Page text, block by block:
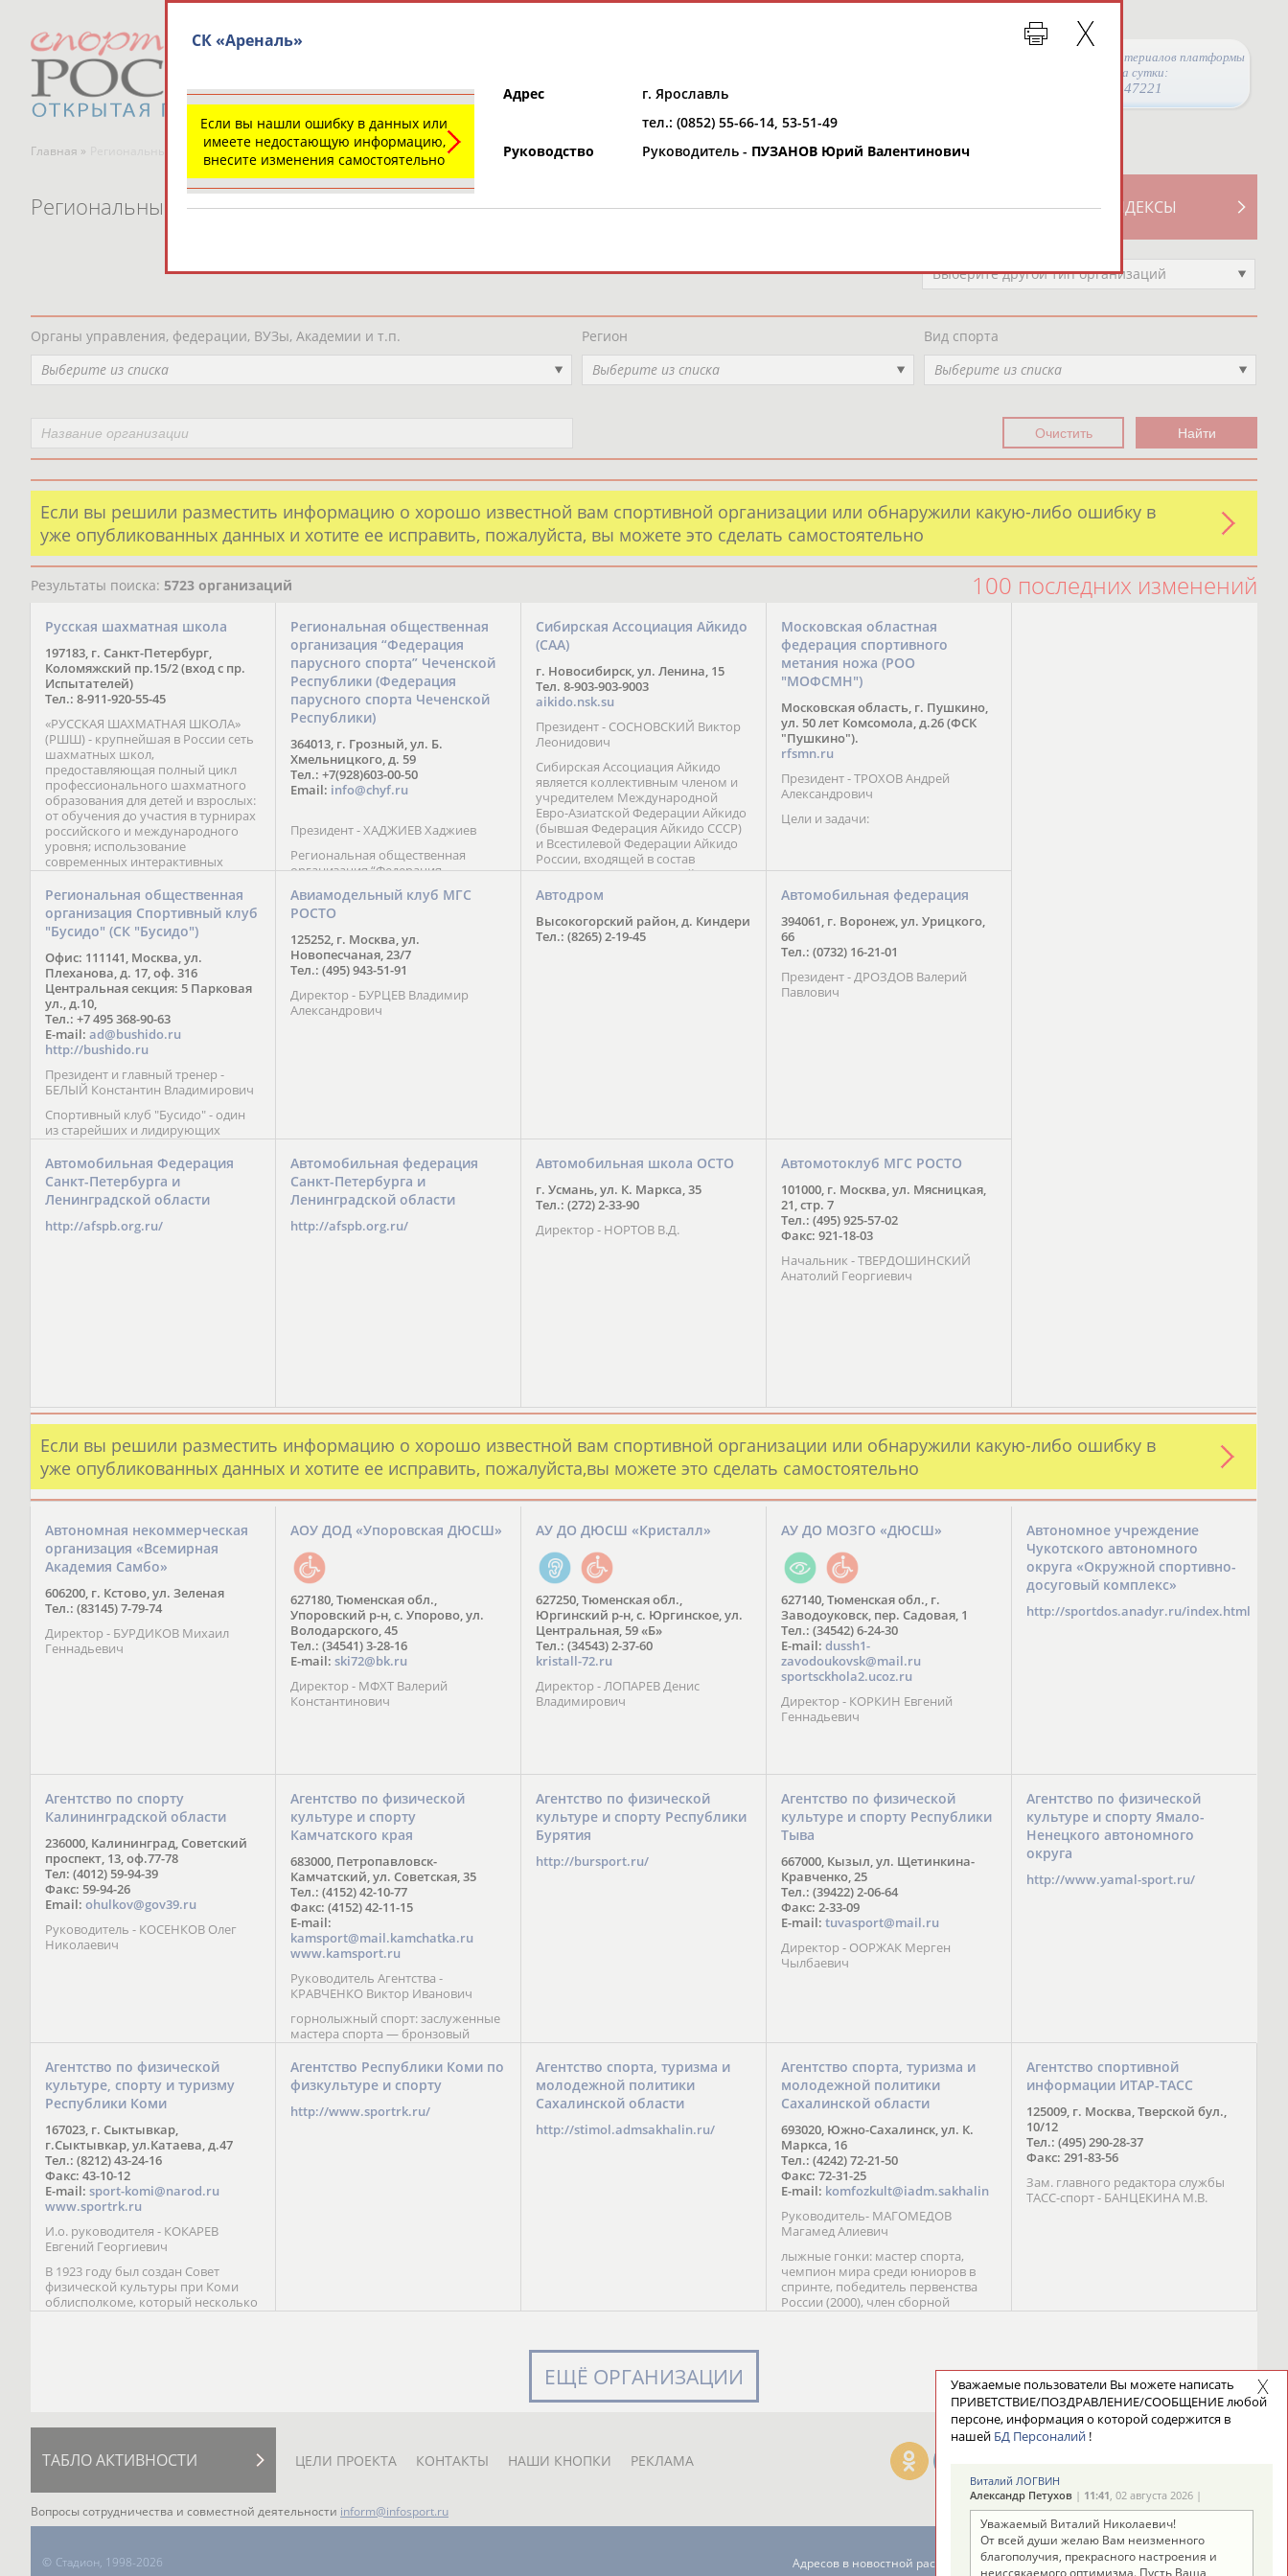
Просмотры материалов платформы
за сутки:
47221
Главная » Региональные спортивные организации
СВОДНЫЕ ИНДЕКСЫ
ТАБЛО АКТИВНОСТИ
РЕСУРСНАЯ ПЛОЩАДКА
Региональные спортивные организации
Выберите другой тип организаций
Органы управления, федерации, ВУЗы, Академии и т.п.
Выберите из списка
Регион
Выберите из списка
Вид спорта
Выберите из списка
Если вы решили разместить информацию о хорошо известной вам спортивной организации или обнаружили какую-либо ошибку в
уже опубликованных данных и хотите ее исправить, пожалуйста, вы можете это сделать самостоятельно
Результаты поиска: 5723 организаций 100 последних изменений
Русская шахматная школа
197183, г. Санкт-Петербург,
Коломяжский пр.15/2 (вход с пр.
Испытателей)
Тел.: 8-911-920-55-45
«РУССКАЯ ШАХМАТНАЯ ШКОЛА»
(РШШ) - крупнейшая в России сеть
шахматных школ,
предоставляющая полный цикл
профессионального шахматного
образования для детей и взрослых:
от обучения до участия в турнирах
российского и международного
уровня; использование
современных интерактивных
методик подачи материала;
обучение на русском и английском
языках; специалисты с опытом
преподавания более 20 лет;
направленность на общее
развитие ребенка: проведение
творческих мастер-классов, уроков
по истории и литературе,
организация регулярных
шахматных сборов на спортивных
базах и в детских лагерях,
проведение встреч с выдающимися
шахматистами; корпоративное
обучение; онлайн обучение в
форме вебинаров и
индивидуальных занятий, круглые
столы российских и
международных тренеров,
трансляция мероприятий и
турниров.
Региональная общественная
организация “Федерация
парусного спорта” Чеченской
Республики (Федерация
парусного спорта Чеченской
Республики)
364013, г. Грозный, ул. Б.
Хмельницкого, д. 59
Тел.: +7(928)603-00-50
Email: info@chyf.ru
Президент - ХАДЖИЕВ Хаджиев
Региональная общественная
организация “Федерация
парусного спорта” Чеченской
Республики начала свою
деятельность в декабре 2016 года.
Миссия федерации состоит в
популяризации парусного спорта,
привлечении и содействии
развитию спорта в этом регионе и
спортсменов на российских и
международных соревнованиях.
Сибирская Ассоциация Айкидо
(САА)
г. Новосибирск, ул. Ленина, 15
Тел. 8-903-903-9003
aikido.nsk.su
Президент - СОСНОВСКИЙ Виктор
Леонидович
Сибирская Ассоциация Айкидо
является коллективным членом и
учредителем Международной
Евро-Азиатской Федерации Айкидо
(бывшая Федерация Айкидо СССР)
и Всестилевой Федерации Айкидо
России, входящей в состав
Национального Совета Айкидо
России, президентом которого
является С. В. Киреенко
Московская областная
федерация спортивного
метания ножа (РОО
"МОФСМН")
Московская область, г. Пушкино,
ул. 50 лет Комсомола, д.26 (ФСК
"Пушкино").
rfsmn.ru
Президент - ТРОХОВ Андрей
Александрович
Цели и задачи:
Региональная общественная
организация Спортивный клуб
"Бусидо" (СК "Бусидо")
Офис: 111141, Москва, ул.
Плеханова, д. 17, оф. 316
Центральная секция: 5 Парковая
ул., д.10,
Тел.: +7 495 368-90-63
E-mail: ad@bushido.ru
http://bushido.ru
Президент и главный тренер -
БЕЛЫЙ Константин Владимирович
Спортивный клуб "Бусидо" - один
из старейших и лидирующих
клубов России, изучающих и
развивающих различные боевые
искусства и, прежде всего, каратэ
Кёкусинкай - первого в мире стиля
контактного каратэ, получившего
огромное развитие во всем
мире. Однако, спектр интересов
Авиамодельный клуб МГС
РОСТО
125252, г. Москва, ул.
Новопесчаная, 23/7
Тел.: (495) 943-51-91
Директор - БУРЦЕВ Владимир
Александрович
Автодром
Высокогорский район, д. Киндери
Тел.: (8265) 2-19-45
Автомобильная федерация
394061, г. Воронеж, ул. Урицкого,
66
Тел.: (0732) 16-21-01
Президент - ДРОЗДОВ Валерий
Павлович
Автомобильная Федерация
Санкт-Петербурга и
Ленинградской области
http://afspb.org.ru/
Автомобильная федерация
Санкт-Петербурга и
Ленинградской области
http://afspb.org.ru/
Автомобильная школа ОСТО
г. Усмань, ул. К. Маркса, 35
Тел.: (272) 2-33-90
Директор - НОРТОВ В.Д.
Автомотоклуб МГС РОСТО
101000, г. Москва, ул. Мясницкая,
21, стр. 7
Тел.: (495) 925-57-02
Факс: 921-18-03
Начальник - ТВЕРДОШИНСКИЙ
Анатолий Георгиевич
Если вы решили разместить информацию о хорошо известной вам спортивной организации или обнаружили какую-либо ошибку в
уже опубликованных данных и хотите ее исправить, пожалуйста,вы можете это сделать самостоятельно
Автономная некоммерческая
организация «Всемирная
Академия Самбо»
606200, г. Кстово, ул. Зеленая
Тел.: (83145) 7-79-74
Директор - БУРДИКОВ Михаил
Геннадьевич
АОУ ДОД «Упоровская ДЮСШ»
627180, Тюменская обл.,
Упоровский р-н, с. Упорово, ул.
Володарского, 45
Тел.: (34541) 3-28-16
E-mail: ski72@bk.ru
Директор - МФХТ Валерий
Константинович
АУ ДО ДЮСШ «Кристалл»
627250, Тюменская обл.,
Юргинский р-н, с. Юргинское, ул.
Центральная, 59 «Б»
Тел.: (34543) 2-37-60
kristall-72.ru
Директор - ЛОПАРЕВ Денис
Владимирович
АУ ДО МОЗГО «ДЮСШ»
627140, Тюменская обл., г.
Заводоуковск, пер. Садовая, 1
Тел.: (34542) 6-24-30
​E-mail: dussh1-
zavodoukovsk@mail.ru
sportsckhola2.ucoz.ru
Директор - КОРКИН Евгений
Геннадьевич
Автономное учреждение
Чукотского автономного
округа «Окружной спортивно-
досуговый комплекс»
http://sportdos.anadyr.ru/index.html
Агентство по спорту
Калининградской области
236000, Калининград, Советский
проспект, 13, оф.77-78
Тел: (4012) 59-94-39
Факс: 59-94-26
Email: ohulkov@gov39.ru
Руководитель - КОСЕНКОВ Олег
Николаевич
Агентство по физической
культуре и спорту
Камчатского края
683000, Петропавловск-
Камчатский, ул. Советская, 35
Тел.: (4152) 42-10-77
Факс: (4152) 42-11-15
E-mail:
kamsport@mail.kamchatka.ru
www.kamsport.ru
Руководитель Агентства -
КРАВЧЕНКО Виктор Иванович
горнолыжный спорт: заслуженные
мастера спорта — бронзовый
призер Кубка мира (1997),
обладатель Кубка Европы (2002) В.
Зеленская; бронзовый призер
Паралимпийских игр в Солт-Лейк-
Сити (2002) А. Мошкин; мастер
Агентство по физической
культуре и спорту Республики
Бурятия
http://bursport.ru/
Агентство по физической
культуре и спорту Республики
Тыва
667000, Кызыл, ул. Щетинкина-
Кравченко, 25
Тел.: (39422) 2-06-64
Факс: 2-33-09
E-mail: tuvasport@mail.ru
Директор - ООРЖАК Мерген
Чылбаевич
Агентство по физической
культуре и спорту Ямало-
Ненецкого автономного
округа
http://www.yamal-sport.ru/
Агентство по физической
культуре, спорту и туризму
Республики Коми
167023, г. Сыктывкар,
г.Сыктывкар, ул.Катаева, д.47
Тел.: (8212) 43-24-16
Факс: 43-10-12
E-mail: sport-komi@narod.ru
www.sportrk.ru
И.о. руководителя - КОКАРЕВ
Евгений Георгиевич
В 1923 году был создан Совет
физической культуры при Коми
облисполкоме, который несколько
раз реорганизовывался; с 1994 года
Агентство Республики Коми по
физкультуре и спорту
http://www.sportrk.ru/
Агентство спорта, туризма и
молодежной политики
Сахалинской области
http://stimol.admsakhalin.ru/
Агентство спорта, туризма и
молодежной политики
Сахалинской области
693020, Южно-Сахалинск, ул. К.
Маркса, 16
Тел.: (4242) 72-21-50
Факс: 72-31-25
E-mail: komfozkult@iadm.sakhalin
Руководитель- МАГОМЕДОВ
Магамед Алиевич
лыжные гонки: мастер спорта,
чемпион мира среди юниоров в
спринте, победитель первенства
России (2000), член сборной
команды России С. Новиков;
Кубка России (1999) В. Разницын;
первенств России (1999, 2000), член
юниорской сборной команды
Агентство спортивной
информации ИТАР-ТАСС
125009, г. Москва, Тверской бул.,
10/12
Тел.: (495) 290-28-37
Факс: 291-83-56
Зам. главного редактора службы
ТАСС-спорт - БАНЦЕКИНА М.В.
ЕЩЁ ОРГАНИЗАЦИИ
СК «Ареналь»
Если вы нашли ошибку в данных или
имеете недостающую информацию,
внесите изменения самостоятельно
Адрес
г. Ярославль
тел.: (0852) 55-66-14, 53-51-49
Руководство
Руководитель - ПУЗАНОВ Юрий Валентинович
ТАБЛО АКТИВНОСТИ ЦЕЛИ ПРОЕКТА КОНТАКТЫ НАШИ КНОПКИ РЕКЛАМА
Вопросы сотрудничества и совместной деятельности inform@infosport.ru
© Стадион, 1998-2026 Адресов в новостной рассылке: 996
Уважаемые пользователи Вы можете написать
ПРИВЕТСТВИЕ/ПОЗДРАВЛЕНИЕ/СООБЩЕНИЕ любой
персоне, информация о которой содержится в
нашей БД Персоналий !
Виталий ЛОГВИН
Александр Петухов | 11:41, 02 августа 2026 |
Уважаемый Виталий Николаевич!
От всей души желаю Вам неизменного
благополучия, прекрасного настроения и
неиссякаемого оптимизма. Пусть Ваша